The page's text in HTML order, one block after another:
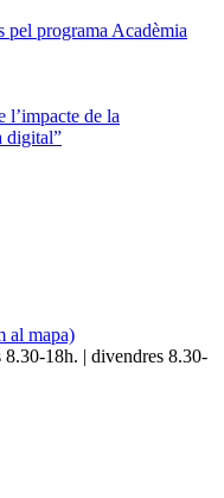
pel programa Acadèmia
l’impacte de la
digital”
al mapa)
18h. | divendres 8.30-